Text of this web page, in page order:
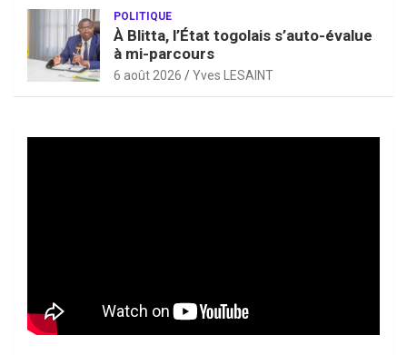
POLITIQUE
À Blitta, l’État togolais s’auto-évalue
à mi-parcours
6 août 2026 Yves LESAINT